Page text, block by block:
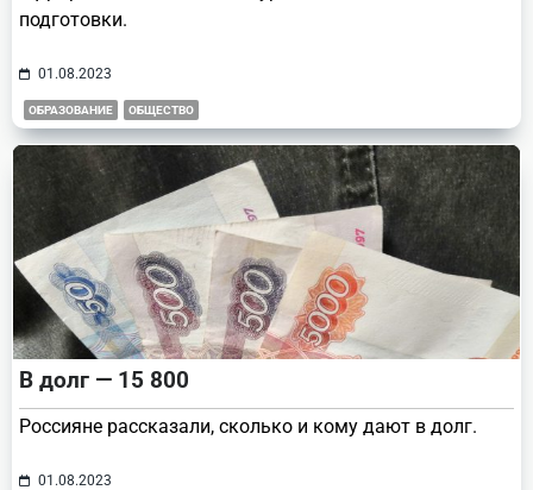
подготовки.
01.08.2023
ОБРАЗОВАНИЕ ОБЩЕСТВО
В долг — 15 800
Россияне рассказали, сколько и кому дают в долг.
01.08.2023